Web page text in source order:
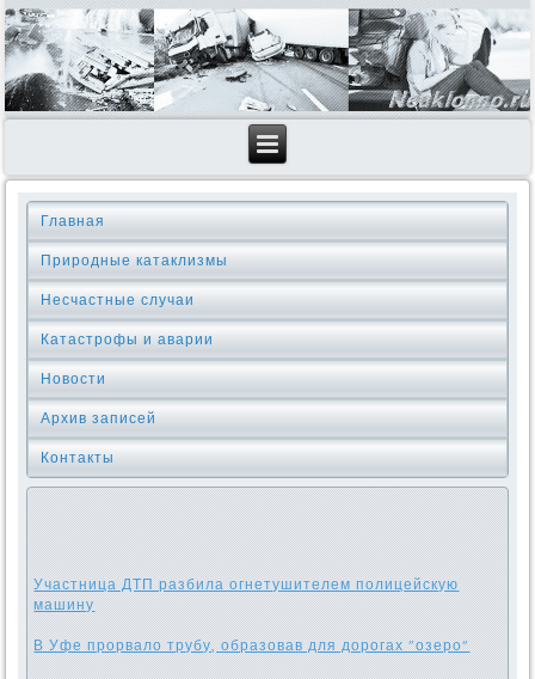
Главная
Природные катаклизмы
Несчастные случаи
Катастрофы и аварии
Новости
Архив записей
Контакты
Участница ДТП разбила огнетушителем полицейскую
машину
В Уфе прорвало трубу, образовав для дорогах "озеро"